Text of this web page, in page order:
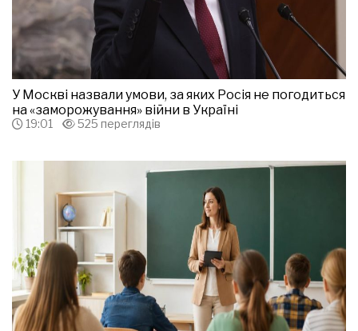
У Москві назвали умови, за яких Росія не погодиться
на «заморожування» війни в Україні
19:01 525 переглядів